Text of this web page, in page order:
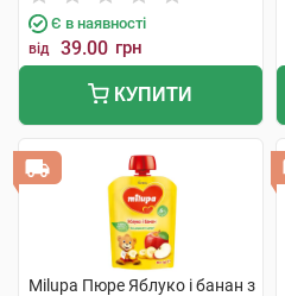
Є в наявності
від 39.00 грн
КУПИТИ
Milupa Пюре Яблуко і банан з